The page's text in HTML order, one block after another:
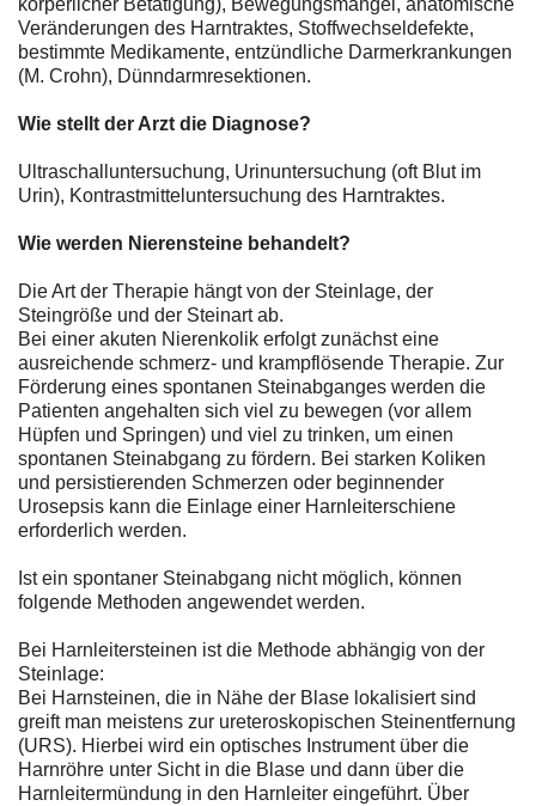
körperlicher Betätigung), Bewegungsmangel, anatomische
Veränderungen des Harntraktes, Stoffwechseldefekte,
bestimmte Medikamente, entzündliche Darmerkrankungen
(M. Crohn), Dünndarmresektionen.
Wie stellt der Arzt die Diagnose?
Ultraschalluntersuchung, Urinuntersuchung (oft Blut im
Urin), Kontrastmitteluntersuchung des Harntraktes.
Wie werden Nierensteine behandelt?
Die Art der Therapie hängt von der Steinlage, der
Steingröße und der Steinart ab.
Bei einer akuten Nierenkolik erfolgt zunächst eine
ausreichende schmerz- und krampflösende Therapie. Zur
Förderung eines spontanen Steinabganges werden die
Patienten angehalten sich viel zu bewegen (vor allem
Hüpfen und Springen) und viel zu trinken, um einen
spontanen Steinabgang zu fördern. Bei starken Koliken
und persistierenden Schmerzen oder beginnender
Urosepsis kann die Einlage einer Harnleiterschiene
erforderlich werden.
Ist ein spontaner Steinabgang nicht möglich, können
folgende Methoden angewendet werden.
Bei Harnleitersteinen ist die Methode abhängig von der
Steinlage:
Bei Harnsteinen, die in Nähe der Blase lokalisiert sind
greift man meistens zur ureteroskopischen Steinentfernung
(URS). Hierbei wird ein optisches Instrument über die
Harnröhre unter Sicht in die Blase und dann über die
Harnleitermündung in den Harnleiter eingeführt. Über